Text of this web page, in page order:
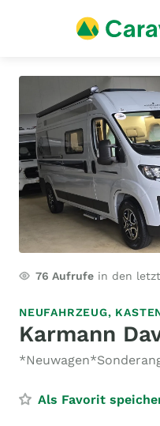
76 Aufrufe in den
NEUFAHRZEUG,
Karmann
Als Favorit